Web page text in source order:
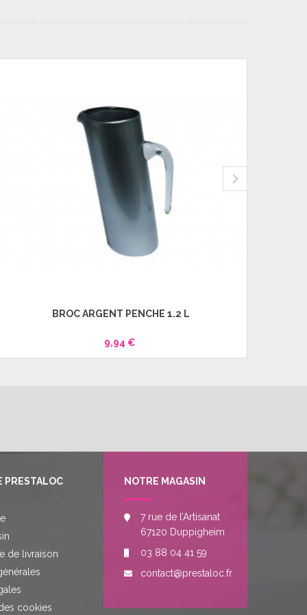
BROC ARGENT PENCHÉ 1.2 L
9,94 €
PRESTALOC
de livraison
cookies
NOTRE MAGASIN
7 rue de l’Artisanat
67120 Duppigheim
03 88 04 41 59
contact@prestaloc.fr